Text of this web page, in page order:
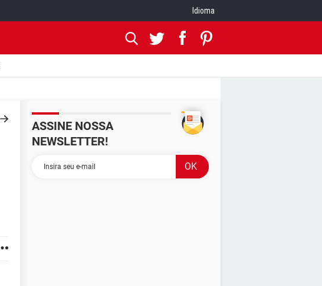
Idioma
ASSINE NOSSA
NEWSLETTER!